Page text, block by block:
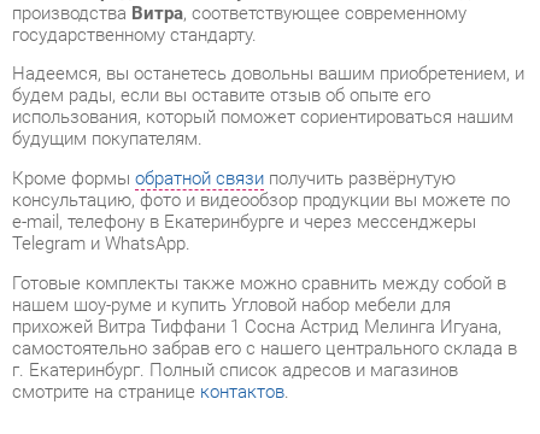
Кроме формы обратной связиполучить развёрнутую
консультацию, фото и видеообзор продукции вы можете по
e-mail, телефону в Екатеринбурге и через мессенджеры
Telegram и WhatsApp.
Готовые комплекты также можно сравнить между собой в
нашем шоу-руме и купить Угловой набор мебели для
прихожей Витра Тиффани 1 Сосна Астрид Мелинга Игуана,
самостоятельно забрав его с нашего центрального склада в
г. Екатеринбург. Полный список адресов и магазинов
смотрите на страницеконтактов .
Материал
Зеркало
Ширина, мм
2230
Глубина, мм 1090
Сосна астрид/мелинга/игуана